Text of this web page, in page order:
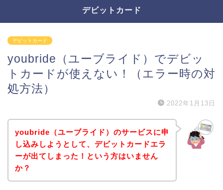
デビットカード
デビットカード
youbride（ユーブライド）でデビッ
トカードが使えない！（エラー時の対
処方法）
2022年1月13日
youbride（ユーブライド）のサービスに申
し込みしようとして、デビットカードエラ
ーが出てしまった！という方はいません
か？